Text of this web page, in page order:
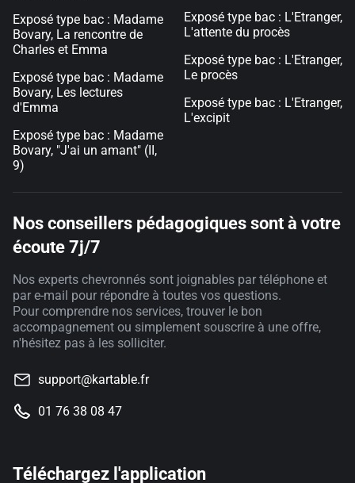
Exposé type bac : Madame
Bovary, La rencontre de
Charles et Emma
Exposé type bac : Madame
Bovary, Les lectures
d'Emma
Exposé type bac : Madame
Bovary, "J'ai un amant" (II,
9)
Exposé type bac : L'Etranger,
L'attente du procès
Exposé type bac : L'Etranger,
Le procès
Exposé type bac : L'Etranger,
L'excipit
Nos conseillers pédagogiques sont à votre
écoute 7j/7
Nos experts chevronnés sont joignables par téléphone et
par e-mail pour répondre à toutes vos questions.
Pour comprendre nos services, trouver le bon
accompagnement ou simplement souscrire à une offre,
n'hésitez pas à les solliciter.
support@kartable.fr
01 76 38 08 47
Téléchargez l'application